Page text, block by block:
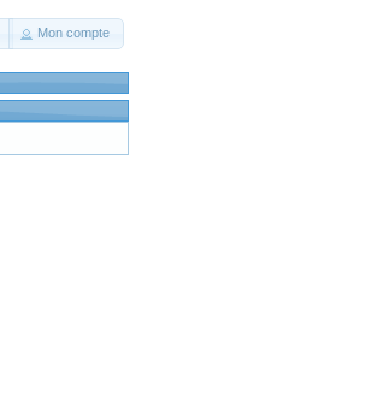
Mon compte